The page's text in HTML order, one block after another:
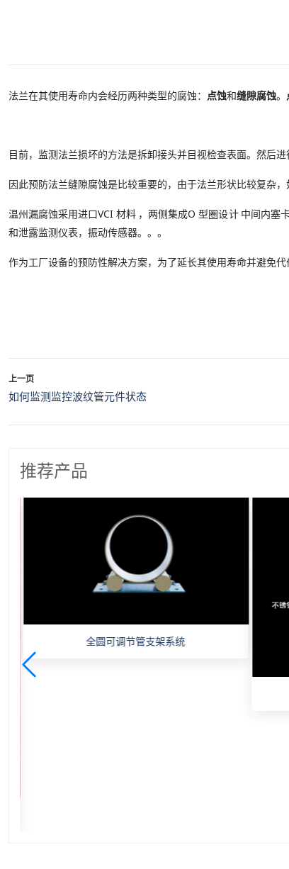
法兰在其使用寿命内会经历两种类型的腐蚀： 点蚀和缝隙腐蚀。
目前，监测法兰损坏的方法是拆卸接头并目视检查表面。然后
因此预防法兰缝隙腐蚀是比较重要的，由于法兰形状比较复杂
温州漏腐蚀采用进口VCI材料 ，两侧集成O 型圈设计 中间内塞
和泄露监测仪表，振动传感器。。。
作为工厂设备的预防性解决方案，为了延长其使用寿命并避免
上一页
如何监测监控波纹管元件状态
推荐产品
全圆可调节管支架系统